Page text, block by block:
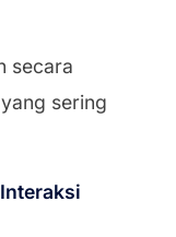
secara
sering